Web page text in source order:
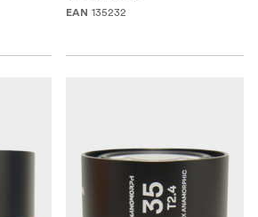
EAN 135232